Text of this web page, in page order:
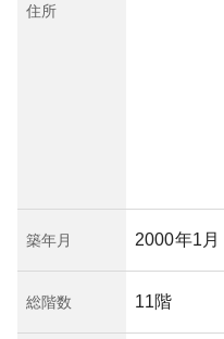
住所
築年月 2000年1月
総階数 11階